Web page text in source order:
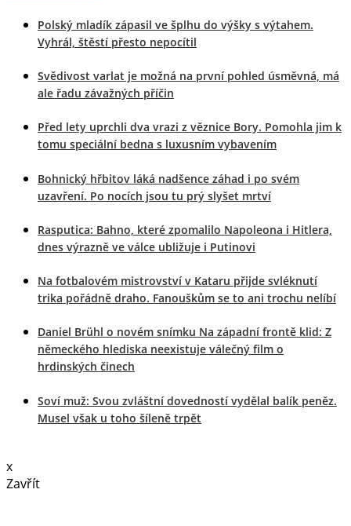
Polský mladík zápasil ve šplhu do výšky s výtahem.
Vyhrál, štěstí přesto nepocítil
Svědivost varlat je možná na první pohled úsměvná, má
ale řadu závažných příčin
Před lety uprchli dva vrazi z věznice Bory. Pomohla jim k
tomu speciální bedna s luxusním vybavením
Bohnický hřbitov láká nadšence záhad i po svém
uzavření. Po nocích jsou tu prý slyšet mrtví
Rasputica: Bahno, které zpomalilo Napoleona i Hitlera,
dnes výrazně ve válce ubližuje i Putinovi
Na fotbalovém mistrovství v Kataru přijde svléknutí
trika pořádně draho. Fanouškům se to ani trochu nelíbí
Daniel Brühl o novém snímku Na západní frontě klid: Z
německého hlediska neexistuje válečný film o
hrdinských činech
Soví muž: Svou zvláštní dovedností vydělal balík peněz.
Musel však u toho šíleně trpět
x
Zavřít